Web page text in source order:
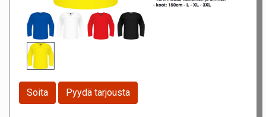
Soita Pyydä tarjousta